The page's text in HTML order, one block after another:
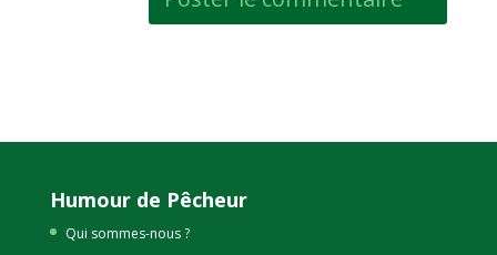
Humour de Pêcheur
Qui sommes-nous ?